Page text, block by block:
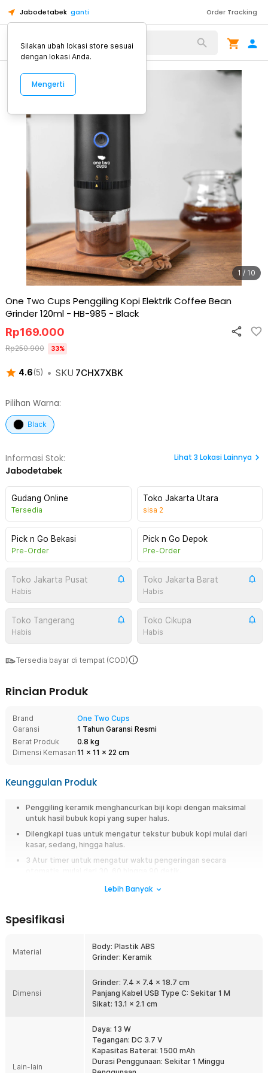
Jabodetabek ganti Order Tracking
Alat Kopi
1 / 10
One Two Cups Penggiling Kopi Elektrik Coffee Bean
Grinder 120ml - HB-985 - Black
4.6(5) • SKU 7CHX7XBK
Rp169.000
Rp250.900 33%
Pilihan Warna:
Black
Informasi Stok:
Jabodetabek
Lihat 3 Lokasi Lainnya
Gudang Online
Tersedia
Toko Jakarta Utara
sisa 2
Pick n Go Bekasi
Pre-Order
Pick n Go Depok
Pre-Order
Toko Jakarta Pusat
Habis
Toko Jakarta Barat
Habis
Toko Tangerang
Habis
Toko Cikupa
Habis
Tersedia bayar di tempat (COD)
Rincian Produk
Brand
One Two Cups
Garansi
1 Tahun Garansi Resmi
Berat Produk
0.8 kg
Dimensi Kemasan 11 x 11 x 22 cm
Keunggulan Produk
Penggiling keramik menghancurkan biji kopi dengan maksimal
untuk hasil bubuk kopi yang super halus.
Dilengkapi tuas untuk mengatur tekstur bubuk kopi mulai dari
kasar, sedang, hingga halus.
3 Atur timer untuk mengatur waktu pengeringan secara
Tangki kopi dengan kapasitas 120 ml pas untuk digunakan
Ringkasan
tersebut dan beralih menggunakan alat penggiling kopi elektrik dari One
Two Cups. Anda hanya perlu menekan sebuah tombol untuk menggiling
Meski terlihat ringkas, penggiling kopi ini mampu menampung hingga
120 ml bubuk kopi.
Tidak perlu lagi menggunakan kedua tangan untuk menghaluskan
biji kopi. Dengan alat penggiling kopi elektrik ini, Anda hanya perlu
menekan tombol dengan satu jari untuk memulai penggilingan. Cara
Lebih Banyak
Spesifikasi
Material
Body: Plastik ABS
Grinder: Keramik
Dimensi
Grinder: 7.4 x 7.4 x 18.7 cm
Panjang Kabel USB Type C: Sekitar 1 M
Sikat: 13.1 x 2.1 cm
Lain-lain
Daya: 13 W
Tegangan: DC 3.7 V
Kapasitas Baterai: 1500 mAh
Durasi Penggunaan: Sekitar 1 Minggu
Silakan ubah lokasi store sesuai
dengan lokasi Anda.
Mengerti